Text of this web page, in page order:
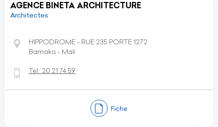
AGENCE BINETA ARCHITECTURE
Architectes
HIPPODROME - RUE 235 PORTE 1272
Bamako - Mali
Tel: 20 21 74 59
Fiche